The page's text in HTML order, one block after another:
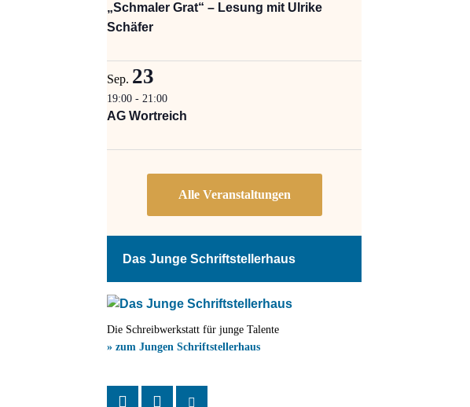
„Schmaler Grat“ – Lesung mit Ulrike
Schäfer
Sep. 23
19:00 - 21:00
AG Wortreich
Das Junge Schriftstellerhaus
Die Schreibwerkstatt für junge Talente
» zum Jungen Schriftstellerhaus